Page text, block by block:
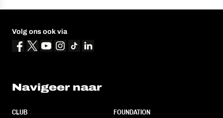
Volg ons ook via
Navigeer naar
CLUB
FOUNDATION